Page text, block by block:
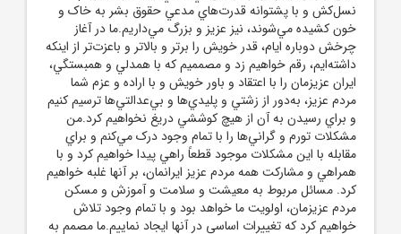
نسل‌کش و با پشتوانه قدرت‌هاي مدعي حقوق بشر به خاک و
خون کشيده مي‌شوند، نيز عزيز و بزرگ مي‌داريم.ما در آغاز
چرخش دوباره ايام، قدر خويش را برتر و بالاتر و باعزت‌تر از اينکه
داشته‌ايم، رقم خواهيم زد و مصمميم که با همدلي و همبستگي،
ايران عزيزمان را با اعتقاد و باور خويش و با اراده و عزم شما
مردم عزيز، به‌دور از زشتي و پليدي‌ها و بي‌عدالتي‌‌ها ترسيم کنيم
و براي رسيدن به آن از هيچ کوششي دريغ نخواهيم کرد.من
مشکلات تورم و گراني‌ها را با تمام وجود درک مي‌کنم و براي
مقابله با اين مشکلات موجود قطعاً راهي پيدا خواهيم کرد و با
همراهي و مشارکت همه مردم عزيز ايرانمان، بر آنها غلبه خواهيم
کرد. مسائل مربوط به معيشت و سلامت و آموزش و مسکن
مردم عزيزمان، اولويت ما خواهد بود و با تمام وجود تلاش
خواهيم کرد که تغييرات اساسي در آنها ايجاد نماييم.ما مصمم به